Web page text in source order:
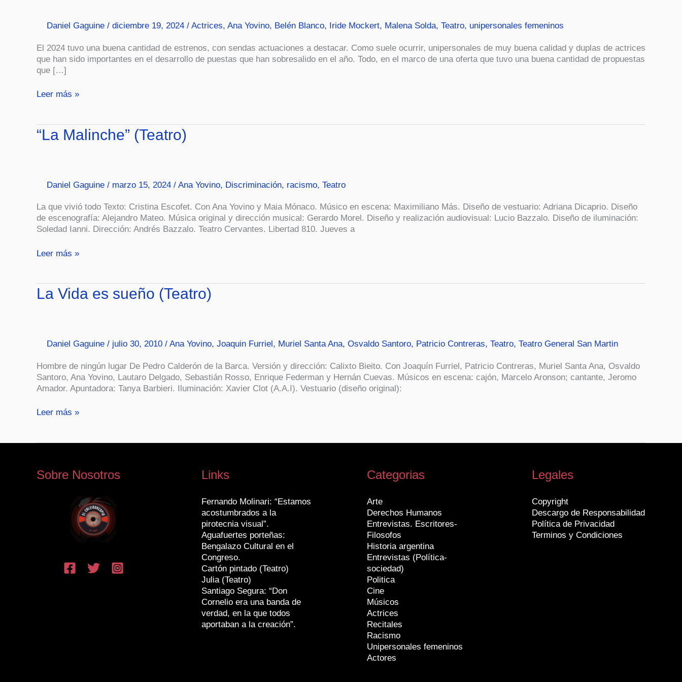
Daniel Gaguine / diciembre 19, 2024 / Actrices, Ana Yovino, Belén Blanco, Iride Mockert, Malena Solda, Teatro, unipersonales femeninos
El 2024 tuvo una buena cantidad de estrenos, con sendas actuaciones a destacar. Como suele ocurrir, unipersonales de muy buena calidad y duplas de actrices
que han sido importantes en el desarrollo de puestas que han sobresalido en el año. Todo, en el marco de una oferta que tuvo una buena cantidad de propuestas
que […]
2024
Leer más »
“La Malinche” (Teatro)
Daniel Gaguine / marzo 15, 2024 / Ana Yovino, Discriminación, racismo, Teatro
La que vivió todo Texto: Cristina Escofet. Con Ana Yovino y Maia Mónaco. Músico en escena: Maximiliano Más. Diseño de vestuario: Adriana Dicaprio. Diseño
de escenografía: Alejandro Mateo. Música original y dirección musical: Gerardo Morel. Diseño y realización audiovisual: Lucio Bazzalo. Diseño de iluminación:
Soledad Ianni. Dirección: Andrés Bazzalo. Teatro Cervantes. Libertad 810. Jueves a
“La
Malinche”
Leer más »
La Vida es sueño (Teatro)
Daniel Gaguine / julio 30, 2010 / Ana Yovino, Joaquin Furriel , Muriel Santa Ana, Osvaldo Santoro, Patricio Contreras, Teatro, Teatro General San Martin
Hombre de ningún lugar De Pedro Calderón de la Barca. Versión y dirección: Calixto Bieito. Con Joaquín Furriel, Patricio Contreras, Muriel Santa Ana, Osvaldo
Santoro, Ana Yovino, Lautaro Delgado, Sebastián Rosso, Enrique Federman y Hernán Cuevas. Músicos en escena: cajón, Marcelo Aronson; cantante, Jeromo
Amador. Apuntadora: Tanya Barbieri. Iluminación: Xavier Clot (A.A.I). Vestuario (diseño original):
La
Vida
Leer más »
Sobre Nosotros Links
Fernando Molinari: “Estamos
acostumbrados a la
pirotecnia visual”.
Aguafuertes porteñas:
Bengalazo Cultural en el
Congreso.
Cartón pintado (Teatro)
Julia (Teatro)
Santiago Segura: “Don
Cornelio era una banda de
verdad, en la que todos
aportaban a la creación”.
Categorias
Arte
Derechos Humanos
Entrevistas. Escritores-
Filosofos
Historia argentina
Entrevistas (Política-
sociedad)
Politica
Cine
Músicos
Actrices
Recitales
Racismo
Unipersonales femeninos
Actores
Legales
Copyright
Descargo de Responsabilidad
Política de Privacidad
Terminos y Condiciones